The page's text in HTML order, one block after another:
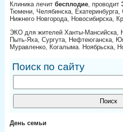
Клиника лечит бесплодие, проводит
Тюмени, Челябинска,
Нижнего Новгорода, Новосибирска,
ЭКО для жителей Ханты-Мансийска,
Пыть-Яха, Сургута, Нефтеюганска,
Муравленко, Когалыма. Ноябрьска,
Поиск по сайту
День семьи